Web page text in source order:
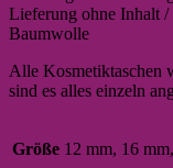
Lieferung ohne Inhalt
Baumwolle
Alle Kosmetiktaschen
sind es alles einzeln
Größe 12 mm, 16